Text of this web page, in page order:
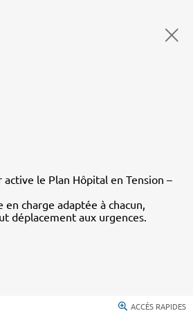
le Plan Hôpital en Tension –
charge adaptée à chacun,
déplacement aux urgences.
ACCÈS RAPIDES